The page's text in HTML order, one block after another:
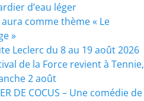
d’eau léger
aura comme thème « Le
»
Leclerc du 8 au 19 août 2026
de la Force revient à Tennie,
2 août
DE COCUS – Une comédie de